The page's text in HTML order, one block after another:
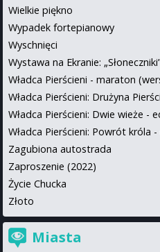
Wielkie piękno
Wypadek fortepianowy
Wyschnięci
Wystawa na Ekranie:
Władca Pierścieni - maraton
Władca Pierścieni: Drużyna
Władca Pierścieni: Dwie wieże -
Władca Pierścieni: Powrót króla
Zagubiona autostrada
Zaproszenie (2022)
Życie Chucka
Złoto
Miasta